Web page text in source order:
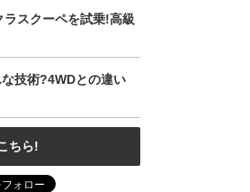
スクーペを試乗!高級
技術?4WDとの違い
ちら!